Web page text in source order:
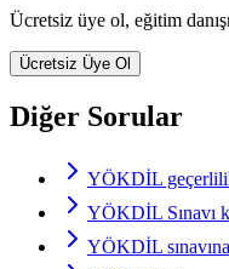
Ücretsiz üye ol, eğitim
Ücretsiz Üye Ol
Diğer Sorular
YÖKDİL
YÖKDİL Sınavı
YÖKDİL